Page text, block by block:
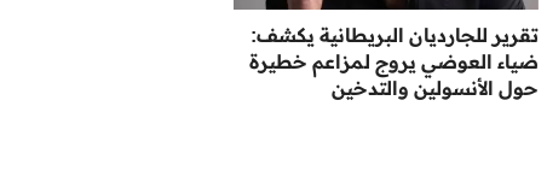
تقرير للجارديان البريطانية يكشف:
ضياء العوضي يروج لمزاعم خطيرة
حول الأنسولين والتدخين